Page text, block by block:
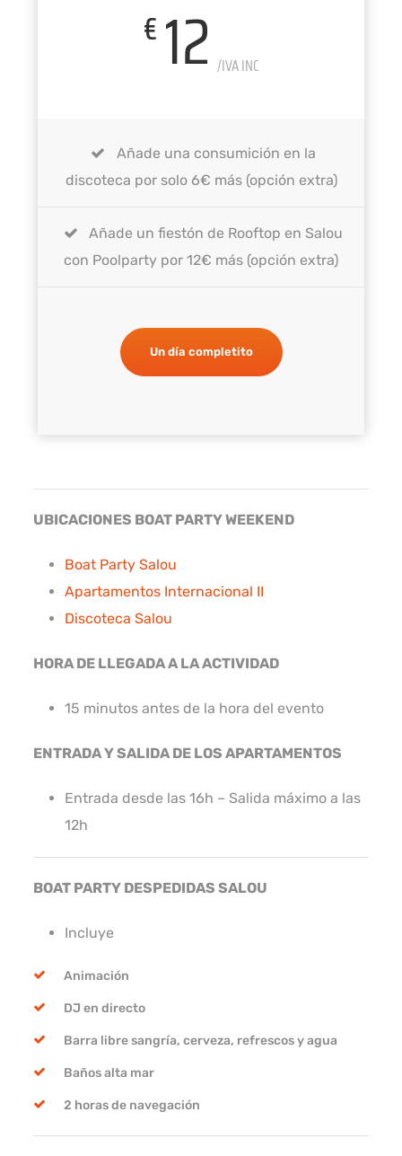
€ 12 /IVA INC
Añade una consumición en la
discoteca por solo 6€ más (opción extra)
Añade un fiestón de Rooftop en Salou
con Poolparty por 12€ más (opción extra)
Un día completito
UBICACIONES BOAT PARTY WEEKEND
Boat Party Salou
Apartamentos Internacional II
Discoteca Salou
HORA DE LLEGADA A LA ACTIVIDAD
15 minutos antes de la hora del evento
ENTRADA Y SALIDA DE LOS APARTAMENTOS
Entrada desde las 16h – Salida máximo a las
12h
BOAT PARTY DESPEDIDAS SALOU
Incluye
Animación
DJ en directo
Barra libre sangría, cerveza, refrescos y agua
Baños alta mar
2 horas de navegación